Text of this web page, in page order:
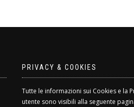
PRIVACY & COOKIES
Tutte le informazioni sui Cookies e la
utente sono visibili alla seguente